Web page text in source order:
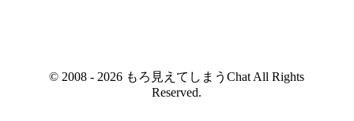
© 2008 - 2026 もろ見えてしまうChat All Rights
Reserved.